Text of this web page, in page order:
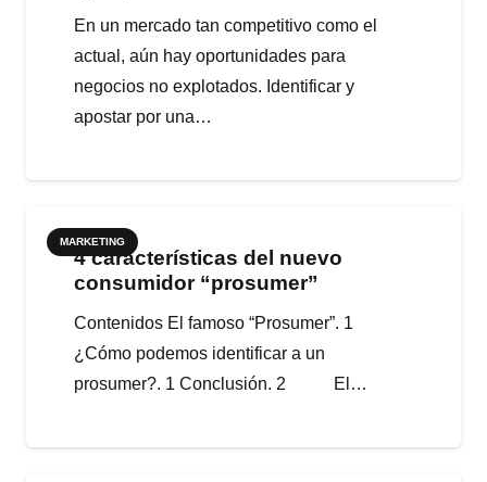
En un mercado tan competitivo como el
actual, aún hay oportunidades para
negocios no explotados. Identificar y
apostar por una…
MARKETING
4 características del nuevo
consumidor “prosumer”
Contenidos El famoso “Prosumer”. 1
¿Cómo podemos identificar a un
prosumer?. 1 Conclusión. 2 El…